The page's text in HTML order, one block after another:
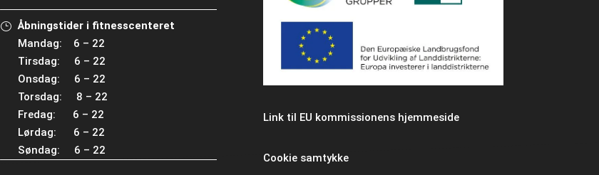
Åbningstider i fitnesscenteret
Mandag: 6 – 22
Tirsdag: 6 – 22
Onsdag: 6 – 22
Torsdag: 8 – 22
Fredag: 6 – 22
Lørdag: 6 – 22
Søndag: 6 – 22
Link til EU kommissionens hjemmeside
Cookie samtykke